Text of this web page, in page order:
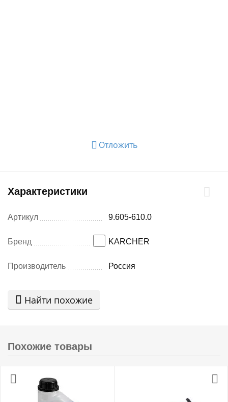
Отложить
Характеристики
Артикул 9.605-610.0
Бренд KARCHER
Производитель Россия
Найти похожие
Похожие товары